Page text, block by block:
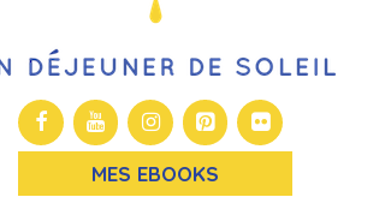
MES EBOOKS